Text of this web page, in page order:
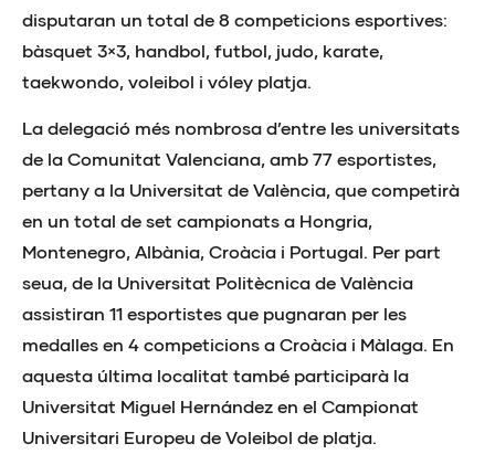
disputaran un total de 8 competicions esportives:
bàsquet 3×3, handbol, futbol, judo, karate,
taekwondo, voleibol i vóley platja.
La delegació més nombrosa d’entre les universitats
de la Comunitat Valenciana, amb 77 esportistes,
pertany a la Universitat de València, que competirà
en un total de set campionats a Hongria,
Montenegro, Albània, Croàcia i Portugal. Per part
seua, de la Universitat Politècnica de València
assistiran 11 esportistes que pugnaran per les
medalles en 4 competicions a Croàcia i Màlaga. En
aquesta última localitat també participarà la
Universitat Miguel Hernández en el Campionat
Universitari Europeu de Voleibol de platja.